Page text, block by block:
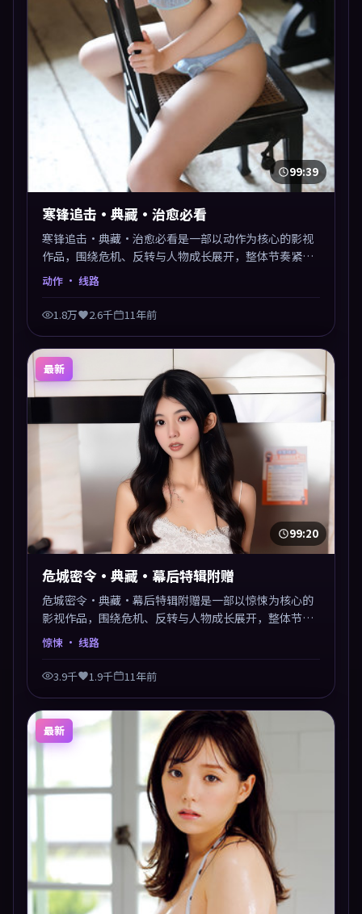
99:39
寒锋追击·典藏·治愈必看
寒锋追击·典藏·治愈必看是一部以动作为核心的影视
作品，围绕危机、反转与人物成长展开，整体节奏紧
凑，值得推荐观看。
动作 · 线路
1.8万 2.6千 11年前
最新
99:20
危城密令·典藏·幕后特辑附赠
危城密令·典藏·幕后特辑附赠是一部以惊悚为核心的
影视作品，围绕危机、反转与人物成长展开，整体节奏
紧凑，值得推荐观看。
惊悚 · 线路
3.9千 1.9千 11年前
最新